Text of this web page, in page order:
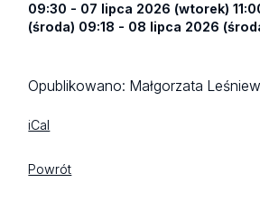
09:30 - 07 lipca 2026 (wtorek)
(środa) 09:18 - 08 lipca 2026
Opublikowano: Małgorzata
iCal
Powrót